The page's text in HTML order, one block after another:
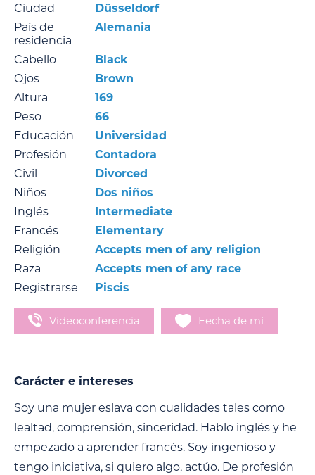
Ciudad
Düsseldorf
País de
residencia
Alemania
Cabello
Black
Ojos
Brown
Altura
169
Peso
66
Educación
Universidad
Profesión
Contadora
Civil
Divorced
Niños
Dos niños
Inglés
Intermediate
Francés
Elementary
Religión
Accepts men of any religion
Raza
Accepts men of any race
Registrarse
Piscis
Videoconferencia Fecha de mí
Carácter e intereses
Soy una mujer eslava con cualidades tales como
lealtad, comprensión, sinceridad. Hablo inglés y he
empezado a aprender francés. Soy ingenioso y
tengo iniciativa, si quiero algo, actúo. De profesión